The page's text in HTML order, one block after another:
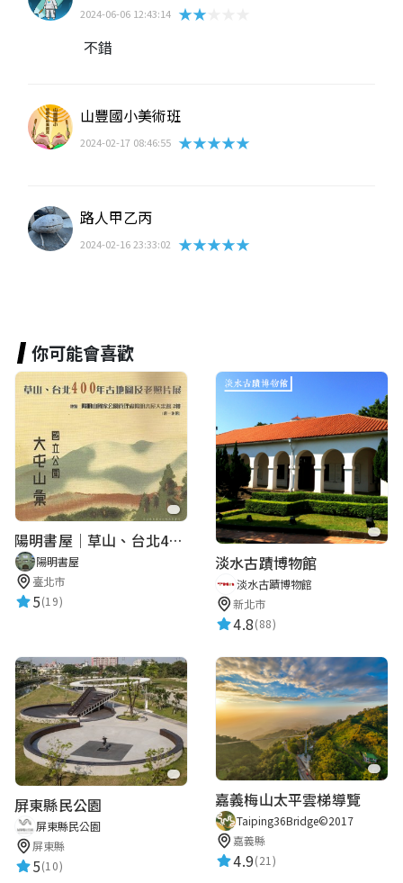
2024-06-06 12:43:14 ★★★★★
不錯
山豐國小美術班
2024-02-17 08:46:55 ★★★★★
路人甲乙丙
2024-02-16 23:33:02 ★★★★★
你可能會喜歡
陽明書屋｜草山、台北400年古地圖老照片展｜智慧導覽
陽明書屋
臺北市
5(19)
淡水古蹟博物館
淡水古蹟博物館
新北市
4.8(88)
屏東縣民公園
屏東縣民公園
屏東縣
5(10)
嘉義梅山太平雲梯導覽
Taiping36Bridge©2017
嘉義縣
4.9(21)